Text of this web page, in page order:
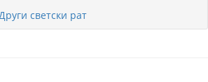
светски рат